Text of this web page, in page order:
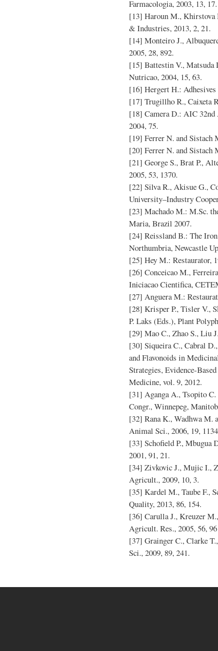
Farmacologia, 2003, 13, 17.
[13] Haroun M., Khirstova
& Industries, 2013, 2, 21.
[14] Monteiro J.,
2005, 28, 892.
[15] Battestin V., Matsuda
Nutricao, 2004, 15, 63.
[16] Hergert H.: Adhesives
[17] Trugillho R., Caixeta
[18] Camera D.: AIC
2004, 75.
[19] Ferrer N. and Sistach
[20] Ferrer N. and Sistach
[21] George S., Brat P.,
2005, 53, 1370.
[22] Silva R., Akisue G.,
University–Industry
[23] Machado M.: M.Sc.
Maria, Brazil 2007.
[24] Reissland B.: The
Northumbria, Newcastle
[25] Hey M.: Restaurator,
[26] Conceicao M.,
Iniciacao Cientifica,
[27] Anguera M.:
[28] Krisper P., Tisler V.,
P. Laks (Eds.), Plant
[29] Mao C., Zhao S., Liu
[30] Siqueira C., Cabral
and Flavonoids in
Strategies, Evidence-
Medicine, vol. 9, 2012.
[31] Aganga A., Tsopito
Congr., Winnepeg,
[32] Rana K., Wadhwa M.
Animal Sci., 2006, 19,
[33] Schofield P., Mbugua
2001, 91, 21.
[34] Zivkovic J., Mujic I.,
Agricult., 2009, 10, 3.
[35] Kardel M., Taube F.,
Quality, 2013, 86, 154.
[36] Carulla J., Kreuzer
Agricult. Res., 2005, 56,
[37] Grainger C., Clarke
Sci., 2009, 89, 241.